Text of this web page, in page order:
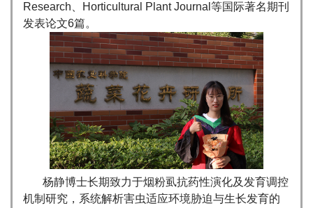
Research、Horticultural Plant Journal等国际著名期刊
发表论文6篇。
杨静博士长期致力于烟粉虱抗药性演化及发育调控
机制研究，系统解析害虫适应环境胁迫与生长发育的